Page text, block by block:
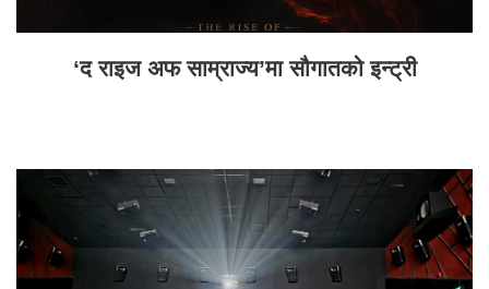
‘द राइज अफ साम्राज्य’मा सौगातको इन्ट्री